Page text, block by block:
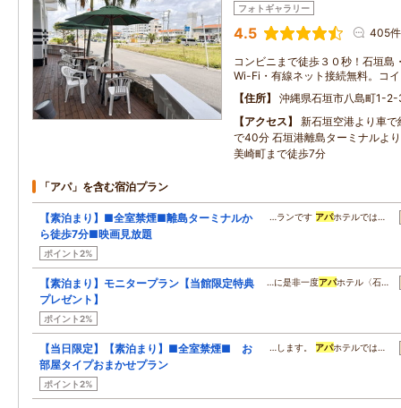
フォトギャラリー
4.5 405件
コンビニまで徒歩３０秒！石垣島
Wi-Fi・有線ネット接続無料。コ
住所
沖縄県石垣市八島町1-
アクセス
新石垣空港より車
で40分 石垣港離島ターミナルよ
美崎町まで徒歩7分
「アパ」を含む宿泊プラン
【素泊まり】■全室禁煙■離島ターミナルか
ら徒歩7分■映画見放題
ポイント2%
…ランです アパホテルでは…
【素泊まり】モニタープラン【当館限定特典
プレゼント】
ポイント2%
…に是非一度アパホテル〈石…
【当日限定】【素泊まり】■全室禁煙■ お
部屋タイプおまかせプラン
ポイント2%
…します。 アパホテルでは…